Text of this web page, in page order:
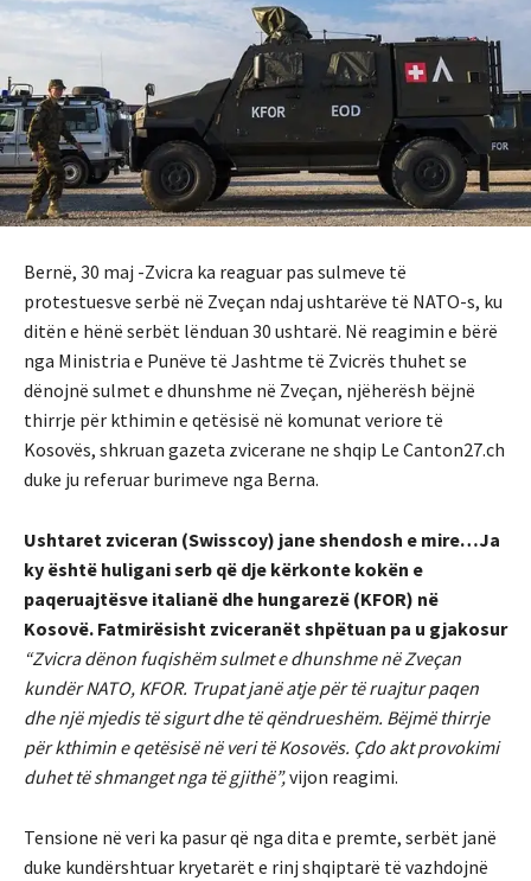
Bernë, 30 maj -Zvicra ka reaguar pas sulmeve të
protestuesve serbë në Zveçan ndaj ushtarëve të NATO-s, ku
ditën e hënë serbët lënduan 30 ushtarë. Në reagimin e bërë
nga Ministria e Punëve të Jashtme të Zvicrës thuhet se
dënojnë sulmet e dhunshme në Zveçan, njëherësh bëjnë
thirrje për kthimin e qetësisë në komunat veriore të
Kosovës, shkruan gazeta zvicerane ne shqip Le Canton27.ch
duke ju referuar burimeve nga Berna.
Ushtaret zviceran (Swisscoy) jane shendosh e mire…Ja
ky është huligani serb që dje kërkonte kokën e
paqeruajtësve italianë dhe hungarezë (KFOR) në
Kosovë. Fatmirësisht zviceranët shpëtuan pa u gjakosur
“Zvicra dënon fuqishëm sulmet e dhunshme në Zveçan
kundër NATO, KFOR. Trupat janë atje për të ruajtur paqen
dhe një mjedis të sigurt dhe të qëndrueshëm. Bëjmë thirrje
për kthimin e qetësisë në veri të Kosovës. Çdo akt provokimi
duhet të shmanget nga të gjithë”,vijon reagimi.
Tensione në veri ka pasur që nga dita e premte, serbët janë
duke kundërshtuar kryetarët e rinj shqiptarë të vazhdojnë